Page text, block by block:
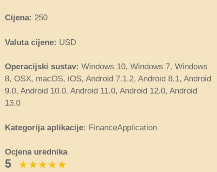
Cijena: 250
Valuta cijene: USD
Operacijski sustav: Windows 10, Windows 7, Windows
8, OSX, macOS, iOS, Android 7.1.2, Android 8.1, Android
9.0, Android 10.0, Android 11.0, Android 12.0, Android
13.0
Kategorija aplikacije: FinanceApplication
Ocjena urednika
5